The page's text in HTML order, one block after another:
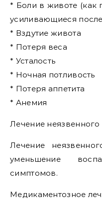
* Боли в животе (как
усиливающиеся
* Вздутие живота
* Потеря веса
* Усталость
* Ночная потливость
* Потеря аппетита
* Анемия
Лечение неязвенного
Лечение
уменьшение
симптомов.
Медикаментозное